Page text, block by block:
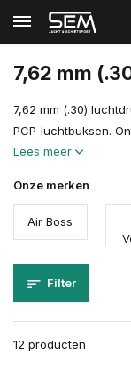
Terug Home
7,62 mm
7,62 mm (.30)
PCP-luchtbuksen.
Lees meer
Onze merken
Air Boss
Filter
12 producten